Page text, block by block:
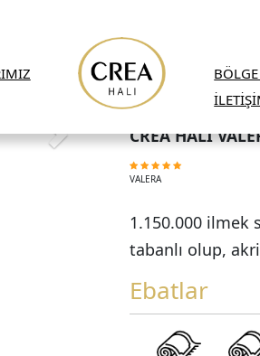
CREA HALI
VALERA
1.150.000 ilmek
tabanlı olup,
Ebatlar